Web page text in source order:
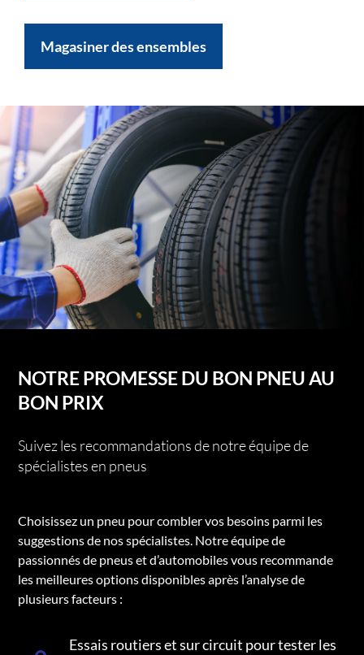
Magasiner des ensembles
NOTRE PROMESSE DU BON PNEU AU
BON PRIX
Suivez les recommandations de notre équipe de
spécialistes en pneus
Choisissez un pneu pour combler vos besoins parmi les
suggestions de nos spécialistes. Notre équipe de
passionnés de pneus et d’automobiles vous recommande
les meilleures options disponibles après l’analyse de
plusieurs facteurs :
Essais routiers et sur circuit pour tester les